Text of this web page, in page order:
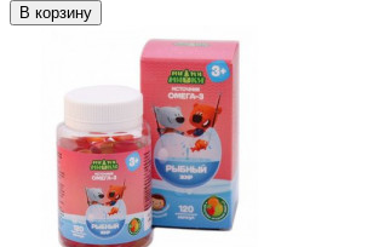
В корзину